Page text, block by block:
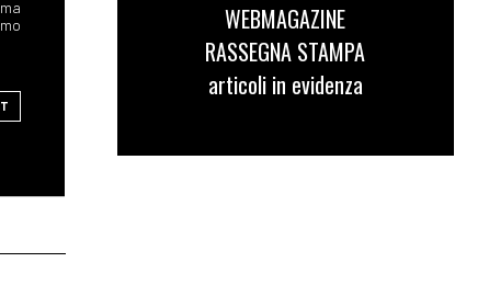
WEBMAGAZINE
RASSEGNA STAMPA
articoli in evidenza